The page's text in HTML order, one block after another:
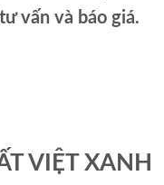
vấn và báo giá.
VIỆT XANH